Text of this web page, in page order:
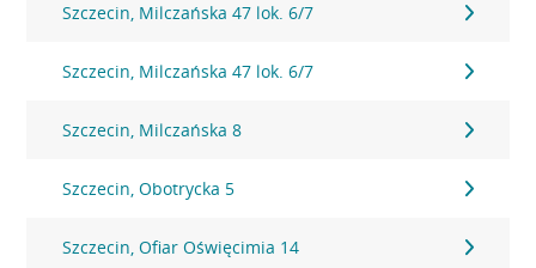
Szczecin, Milczańska 47 lok. 6/7
Szczecin, Milczańska 47 lok. 6/7
Szczecin, Milczańska 8
Szczecin, Obotrycka 5
Szczecin, Ofiar Oświęcimia 14